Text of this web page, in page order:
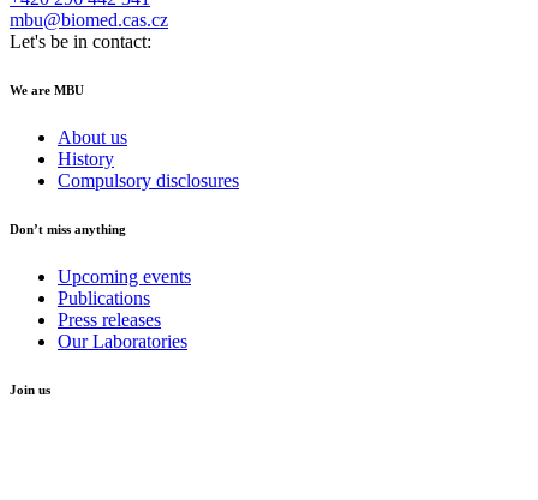
mbu@biomed.cas.cz
Let's be in contact:
We are MBU
About us
History
Compulsory disclosures
Don’t miss anything
Upcoming events
Publications
Press releases
Our Laboratories
Join us